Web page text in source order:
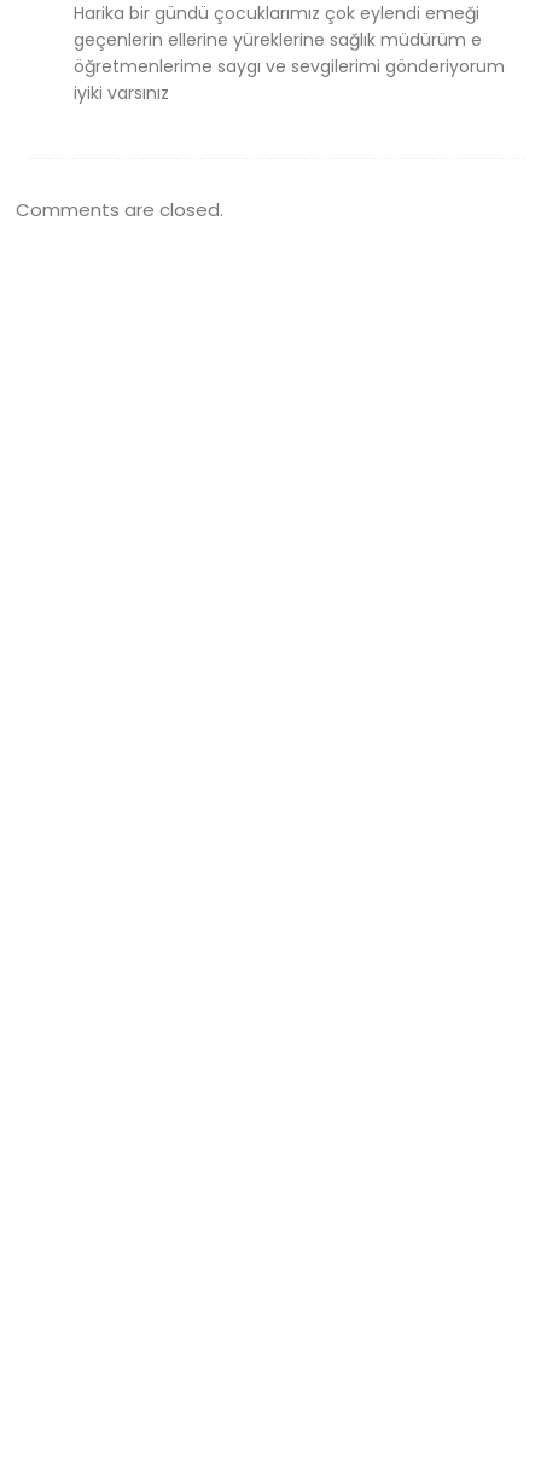
Harika bir gündü çocuklarımız çok eylendi emeği
geçenlerin ellerine yüreklerine sağlık müdürüm e
öğretmenlerime saygı ve sevgilerimi gönderiyorum
iyiki varsınız
Comments are closed.